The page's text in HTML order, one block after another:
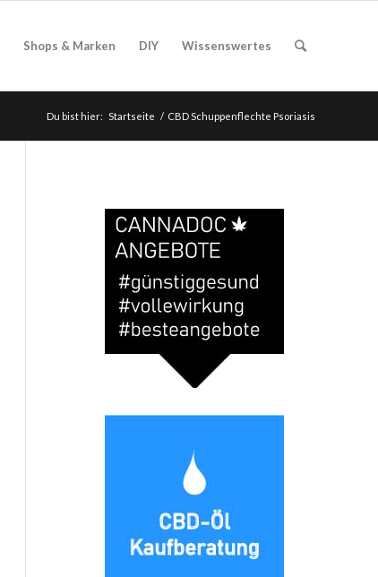
Shops & Marken DIY Wissenswertes
Du bist hier: Startseite / CBD Schuppenflechte Psoriasis